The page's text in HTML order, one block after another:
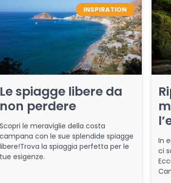
INSPIRATION
Le spiagge libere da
non perdere
Scopri le meraviglie della costa
campana con le sue splendide spiagge
libere!Trova la spiaggia perfetta per le
tue esigenze.
In
ci